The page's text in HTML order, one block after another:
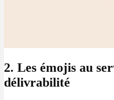
2. Les émojis au
délivrabilité